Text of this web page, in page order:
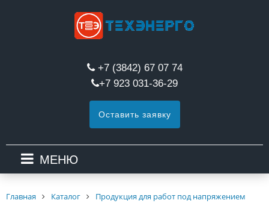
+7 (3842) 67 07 74
+7 923 031-36-29
Оставить заявку
МЕНЮ
Главная Каталог
Продукция для работ под напряжением